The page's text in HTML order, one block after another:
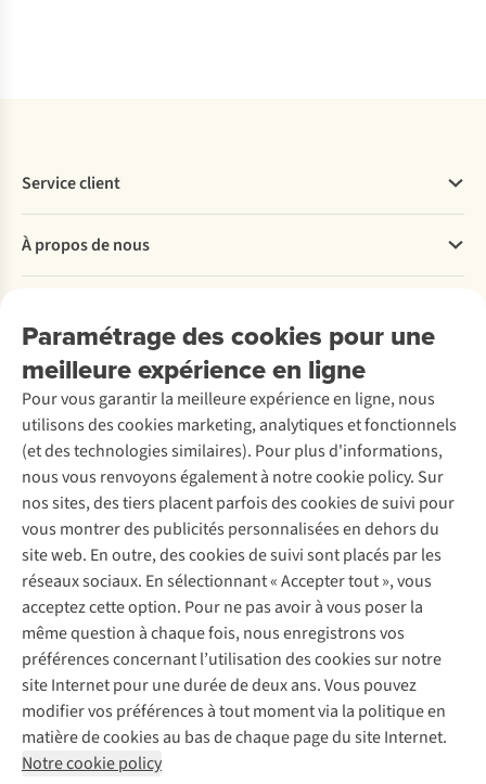
Paramétrage des cookies pour une
meilleure expérience en ligne
Pour vous garantir la meilleure expérience en ligne, nous
utilisons des cookies marketing, analytiques et fonctionnels
(et des technologies similaires). Pour plus d'informations,
nous vous renvoyons également à notre cookie policy. Sur
nos sites, des tiers placent parfois des cookies de suivi pour
vous montrer des publicités personnalisées en dehors du
site web. En outre, des cookies de suivi sont placés par les
réseaux sociaux. En sélectionnant « Accepter tout », vous
acceptez cette option. Pour ne pas avoir à vous poser la
même question à chaque fois, nous enregistrons vos
préférences concernant l’utilisation des cookies sur notre
site Internet pour une durée de deux ans. Vous pouvez
modifier vos préférences à tout moment via la politique en
matière de cookies au bas de chaque page du site Internet.
Notre cookie policy
Service client
Commander
Payer
Retourner
Rétractation d'une commande
Entretien & réparations
Garantie
Contactez-nous
À propos de nous
Entreprise responsable
À propos d’Ayacucho
Nos magasins
À propos d’A.S.Adventure
Déclaration d'accessibilité
Location / Location sports d’hiver
Seconde-main
Entretien de ski
Service de lavage
Entretien de chaussures
Réparation de chaussures
Réparation de vêtements
Retouches
Pour les entreprises
Découvrez
A.S.Magazine
Explore Camp
Expertise & conseils
Abonnez-vous à la newsletter
Suivez-nous
Mentions légales
Politique de confidentialité
Conditions générales
Cookie Policy